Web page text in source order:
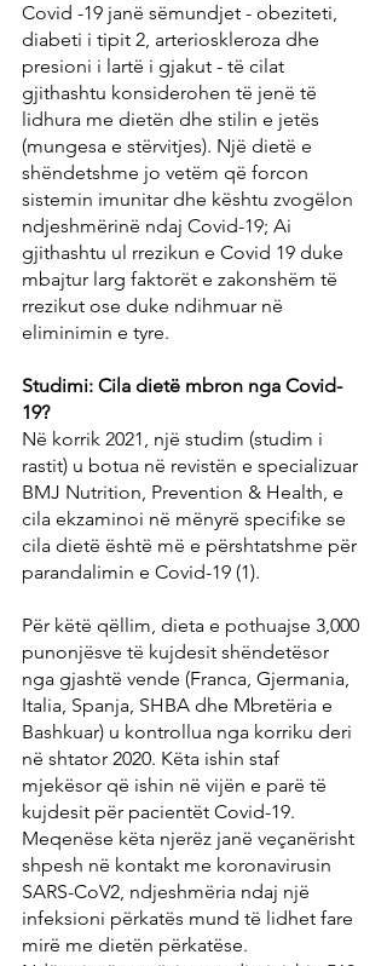
Covid -19 janë sëmundjet - obeziteti,
diabeti i tipit 2, arterioskleroza dhe
presioni i lartë i gjakut - të cilat
gjithashtu konsiderohen të jenë të
lidhura me dietën dhe stilin e jetës
(mungesa e stërvitjes). Një dietë e
shëndetshme jo vetëm që forcon
sistemin imunitar dhe kështu zvogëlon
ndjeshmërinë ndaj Covid-19; Ai
gjithashtu ul rrezikun e Covid 19 duke
mbajtur larg faktorët e zakonshëm të
rrezikut ose duke ndihmuar në
eliminimin e tyre.
Studimi: Cila dietë mbron nga Covid-
19?
Në korrik 2021, një studim (studim i
rastit) u botua në revistën e specializuar
BMJ Nutrition, Prevention & Health, e
cila ekzaminoi në mënyrë specifike se
cila dietë është më e përshtatshme për
parandalimin e Covid-19 (1).
Për këtë qëllim, dieta e pothuajse 3,000
punonjësve të kujdesit shëndetësor
nga gjashtë vende (Franca, Gjermania,
Italia, Spanja, SHBA dhe Mbretëria e
Bashkuar) u kontrollua nga korriku deri
në shtator 2020. Këta ishin staf
mjekësor që ishin në vijën e parë të
kujdesit për pacientët Covid-19.
Meqenëse këta njerëz janë veçanërisht
shpesh në kontakt me koronavirusin
SARS-CoV2, ndjeshmëria ndaj një
infeksioni përkatës mund të lidhet fare
mirë me dietën përkatëse.